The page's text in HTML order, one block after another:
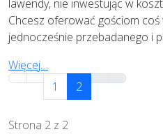
lawendy, nie inwestując w
Chcesz oferować gościom coś
jednocześnie przebadanego i
Więcej…
1
2
Strona 2 z 2